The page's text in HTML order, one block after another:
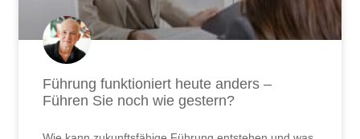
Führung funktioniert heute anders –
Führen Sie noch wie gestern?